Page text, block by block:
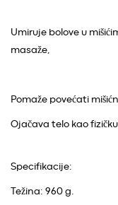
Umiruje bolove u
masaže,
Pomaže povećati
Ojačava telo kao
Specifikacije:
Težina: 960 g.